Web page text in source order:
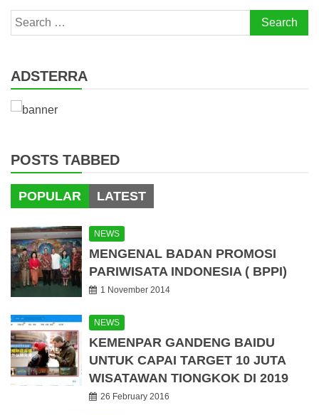
Search
for:
ADSTERRA
POSTS TABBED
POPULAR LATEST
NEWS
MENGENAL BADAN PROMOSI
PARIWISATA INDONESIA ( BPPI)
1 November 2014
NEWS
KEMENPAR GANDENG BAIDU
UNTUK CAPAI TARGET 10 JUTA
WISATAWAN TIONGKOK DI 2019
26 February 2016